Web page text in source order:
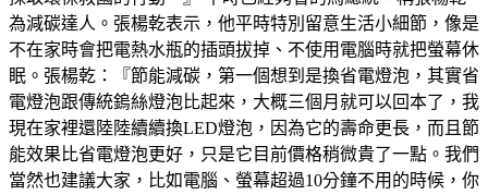
為減碳達人。張楊乾表示，他平時特別留意生活小細節，像是
不在家時會把電熱水瓶的插頭拔掉、不使用電腦時就把螢幕休
眠。張楊乾：『節能減碳，第一個想到是換省電燈泡，其實省
電燈泡跟傳統鎢絲燈泡比起來，大概三個月就可以回本了，我
現在家裡還陸陸續續換LED燈泡，因為它的壽命更長，而且節
能效果比省電燈泡更好，只是它目前價格稍微貴了一點。我們
當然也建議大家，比如電腦、螢幕超過10分鐘不用的時候，你